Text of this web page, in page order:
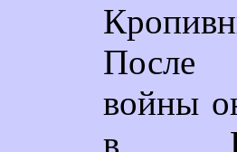
После
войны
в